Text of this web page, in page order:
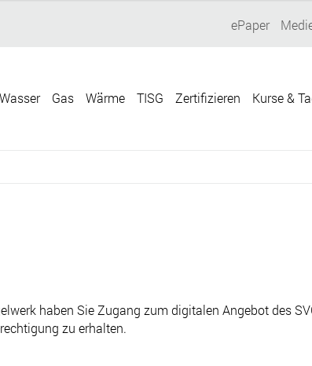
ePaper
Wasser Gas Wärme TISG Zertifizieren Kurse &
haben Sie Zugang zum digitalen Angebot des
zu erhalten.